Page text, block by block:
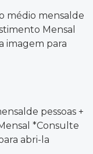
médio mensalde
Mensal
imagem para
pessoas +
*Consulte
abri-la